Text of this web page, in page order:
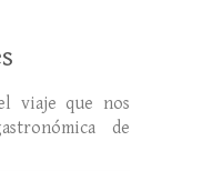
viaje que nos
de